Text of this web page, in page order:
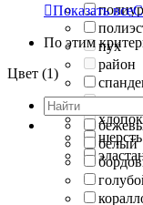
пух
район
хлопок
шерсть
Показать все
По этим
Цвет (1)
белый